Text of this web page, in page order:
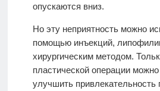
опускаются вниз.
Но эту неприятность можно
помощью инъекций,
хирургическим методом.
пластической операции
улучшить привлекательность